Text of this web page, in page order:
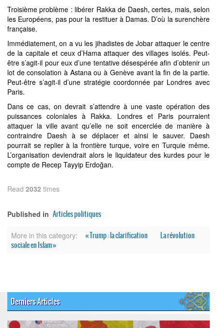
Troisième problème : libérer Rakka de Daesh, certes, mais, selon
les Européens, pas pour la restituer à Damas. D’où la surenchère
française.
Immédiatement, on a vu les jihadistes de Jobar attaquer le centre
de la capitale et ceux d’Hama attaquer des villages isolés. Peut-
être s’agit-il pour eux d’une tentative désespérée afin d’obtenir un
lot de consolation à Astana ou à Genève avant la fin de la partie.
Peut-être s’agit-il d’une stratégie coordonnée par Londres avec
Paris.
Dans ce cas, on devrait s’attendre à une vaste opération des
puissances coloniales à Rakka. Londres et Paris pourraient
attaquer la ville avant qu’elle ne soit encerclée de manière à
contraindre Daesh à se déplacer et ainsi le sauver. Daesh
pourrait se replier à la frontière turque, voire en Turquie même.
L’organisation deviendrait alors le liquidateur des kurdes pour le
compte de Recep Tayyip Erdoğan.
Read 2032 times
Published in Articles politiques
More in this category: « Trump : la clarification
La révolution
sociale en Islam »
Derniers Articles